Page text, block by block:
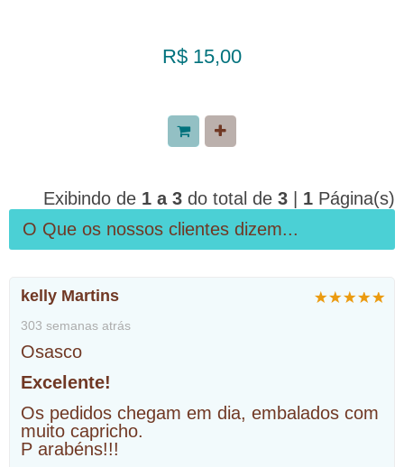
R$ 15,00
Exibindo de 1 a 3 do total de 3 1 Página(s)
O Que os nossos clientes dizem...
kelly Martins
303 semanas atrás
Osasco
Excelente!
Os pedidos chegam em dia, embalados com
muito capricho.
P arabéns!!!